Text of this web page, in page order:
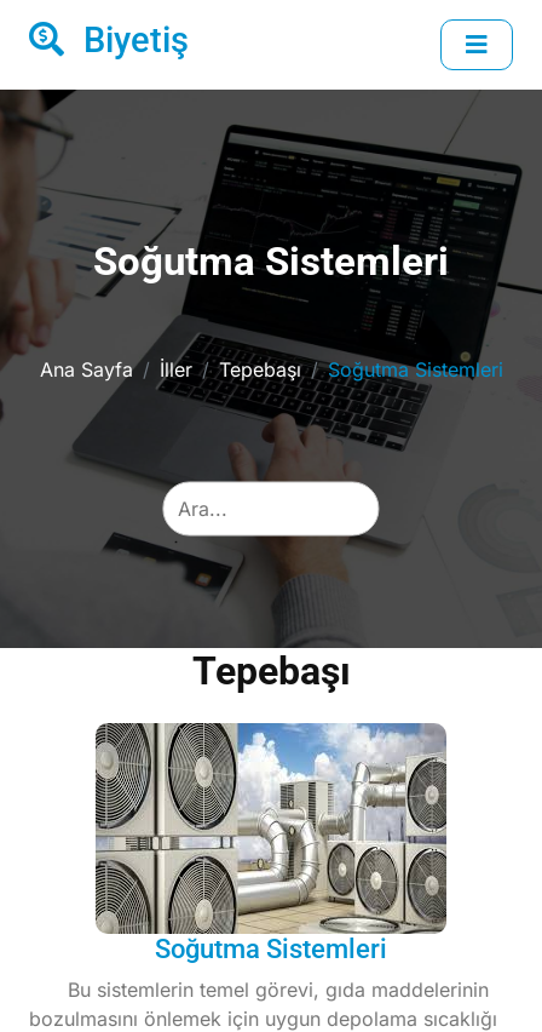
Biyetiş
Soğutma Sistemleri
Ana Sayfa İller Tepebaşı Soğutma Sistemleri
Tepebaşı
Soğutma Sistemleri
Bu sistemlerin temel görevi, gıda maddelerinin
bozulmasını önlemek için uygun depolama sıcaklığı